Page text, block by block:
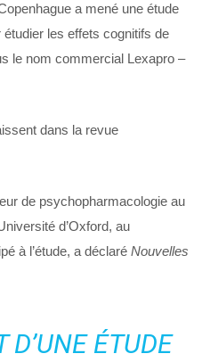
a mené une étude
les effets cognitifs de
le nom commercial Lexapro –
dans la revue
de psychopharmacologie au
d’Oxford, au
à l’étude, a déclaré Nouvelles
D’UNE ÉTUDE